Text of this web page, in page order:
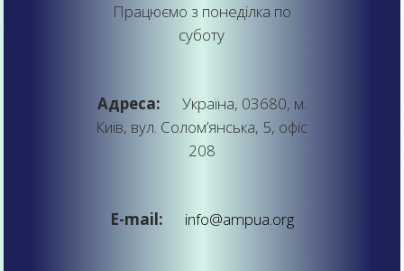
Працюємо з понеділка по
суботу
Адреса:
Україна, 03680, м.
Київ, вул. Солом’янська, 5, офіс
208
E-mail: info@ampua.org